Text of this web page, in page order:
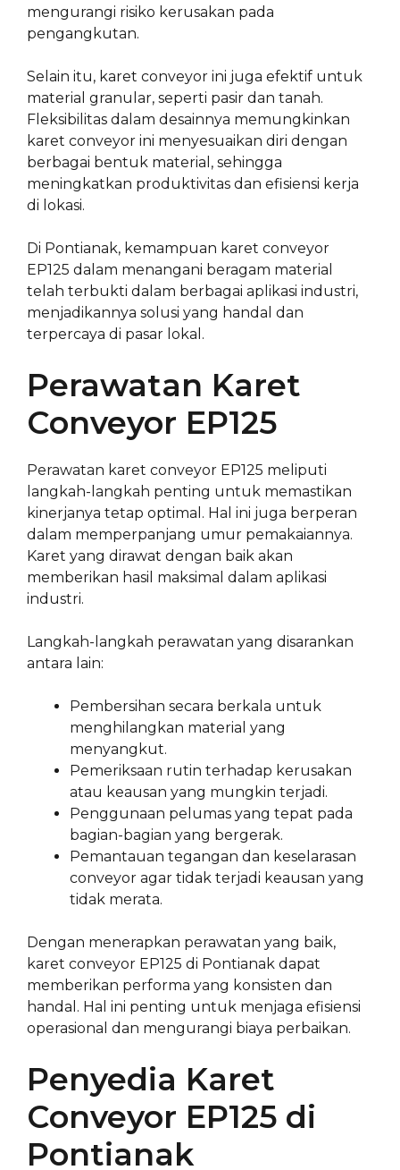
mengurangi risiko kerusakan pada
pengangkutan.
Selain itu, karet conveyor ini juga efektif untuk
material granular, seperti pasir dan tanah.
Fleksibilitas dalam desainnya memungkinkan
karet conveyor ini menyesuaikan diri dengan
berbagai bentuk material, sehingga
meningkatkan produktivitas dan efisiensi kerja
di lokasi.
Di Pontianak, kemampuan karet conveyor
EP125 dalam menangani beragam material
telah terbukti dalam berbagai aplikasi industri,
menjadikannya solusi yang handal dan
terpercaya di pasar lokal.
Perawatan Karet
Conveyor EP125
Perawatan karet conveyor EP125 meliputi
langkah-langkah penting untuk memastikan
kinerjanya tetap optimal. Hal ini juga berperan
dalam memperpanjang umur pemakaiannya.
Karet yang dirawat dengan baik akan
memberikan hasil maksimal dalam aplikasi
industri.
Langkah-langkah perawatan yang disarankan
antara lain:
Pembersihan secara berkala untuk
menghilangkan material yang
menyangkut.
Pemeriksaan rutin terhadap kerusakan
atau keausan yang mungkin terjadi.
Penggunaan pelumas yang tepat pada
bagian-bagian yang bergerak.
Pemantauan tegangan dan keselarasan
conveyor agar tidak terjadi keausan yang
tidak merata.
Dengan menerapkan perawatan yang baik,
karet conveyor EP125 di Pontianak dapat
memberikan performa yang konsisten dan
handal. Hal ini penting untuk menjaga efisiensi
operasional dan mengurangi biaya perbaikan.
Penyedia Karet
Conveyor EP125 di
Pontianak